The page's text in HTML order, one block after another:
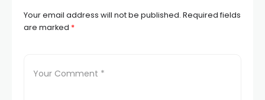
Your email address will not be published. Required fields
are marked *